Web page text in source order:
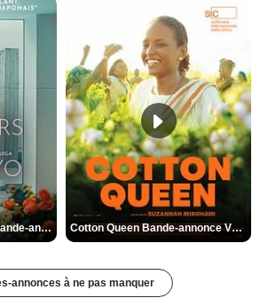
Des Fleurs pour Tokyo Bande-annonce VO STFR Cotton Queen Bande-annonce VO STFR
annonces à ne pas manquer